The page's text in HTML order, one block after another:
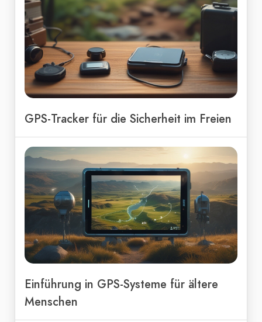
GPS-Tracker für die Sicherheit im Freien
Einführung in GPS-Systeme für ältere
Menschen